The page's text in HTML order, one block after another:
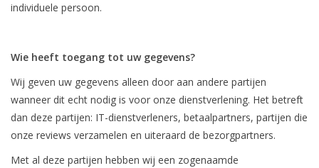
individuele persoon.
Wie heeft toegang tot uw gegevens?
Wij geven uw gegevens alleen door aan andere partijen
wanneer dit echt nodig is voor onze dienstverlening. Het betreft
dan deze partijen: IT-dienstverleners, betaalpartners, partijen die
onze reviews verzamelen en uiteraard de bezorgpartners.
Met al deze partijen hebben wij een zogenaamde